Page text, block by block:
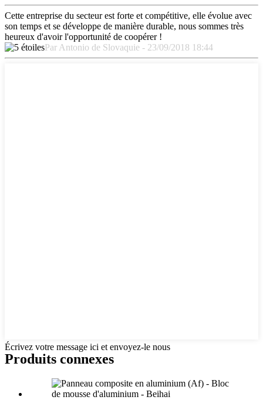
Cette entreprise du secteur est forte et compétitive, elle évolue avec
son temps et se développe de manière durable, nous sommes très
heureux d'avoir l'opportunité de coopérer !
Par Antonio de Slovaquie - 23/09/2018 18:44
Écrivez votre message ici et envoyez-le nous
Produits connexes